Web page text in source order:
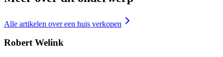
Alle artikelen overeen huis verkopen
Robert Welink